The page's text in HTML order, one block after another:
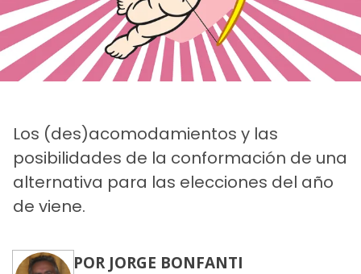
Los (des)acomodamientos y las
posibilidades de la conformación de una
alternativa para las elecciones del año
de viene.
POR JORGE BONFANTI